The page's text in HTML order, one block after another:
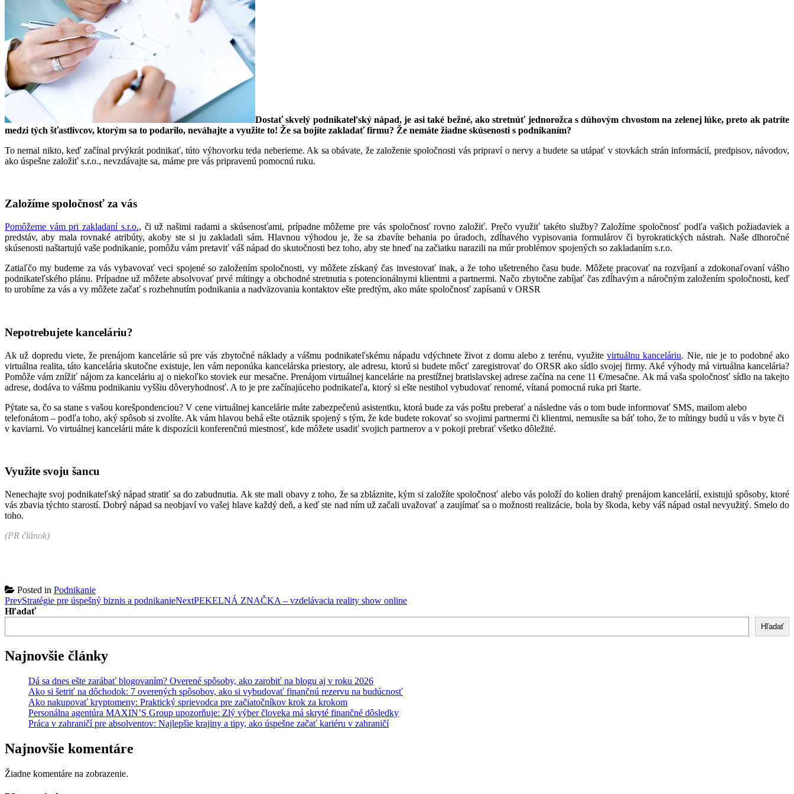
Dostať skvelý podnikateľský nápad, je asi také bežné, ako stretnúť jednorožca s dúhovým chvostom na zelenej lúke, preto ak patríte
medzi tých šťastlivcov, ktorým sa to podarilo, neváhajte a využite to! Že sa bojíte zakladať firmu? Že nemáte žiadne skúsenosti s podnikaním?
To nemal nikto, keď začínal prvýkrát podnikať, túto výhovorku teda neberieme. Ak sa obávate, že založenie spoločnosti vás pripraví o nervy a budete sa utápať v stovkách strán informácií, predpisov, návodov,
ako úspešne založiť s.r.o., nevzdávajte sa, máme pre vás pripravenú pomocnú ruku.
Založíme spoločnosť za vás
Pomôžeme vám pri zakladaní s.r.o., či už našimi radami a skúsenosťami, prípadne môžeme pre vás spoločnosť rovno založiť. Prečo využiť takéto služby? Založíme spoločnosť podľa vašich požiadaviek a
predstáv, aby mala rovnaké atribúty, akoby ste si ju zakladali sám. Hlavnou výhodou je, že sa zbavíte behania po úradoch, zdĺhavého vypisovania formulárov či byrokratických nástrah. Naše dlhoročné
skúsenosti naštartujú vaše podnikanie, pomôžu vám pretaviť váš nápad do skutočnosti bez toho, aby ste hneď na začiatku narazili na múr problémov spojených so zakladaním s.r.o.
Zatiaľčo my budeme za vás vybavovať veci spojené so založením spoločnosti, vy môžete získaný čas investovať inak, a že toho ušetreného času bude. Môžete pracovať na rozvíjaní a zdokonaľovaní vášho
podnikateľského plánu. Prípadne už môžete absolvovať prvé mítingy a obchodné stretnutia s potencionálnymi klientmi a partnermi. Načo zbytočne zabíjať čas zdĺhavým a náročným založením spoločnosti, keď
to urobíme za vás a vy môžete začať s rozbehnutím podnikania a nadväzovania kontaktov ešte predtým, ako máte spoločnosť zapísanú v ORSR
Nepotrebujete kanceláriu?
Ak už dopredu viete, že prenájom kancelárie sú pre vás zbytočné náklady a vášmu podnikateľskému nápadu vdýchnete život z domu alebo z terénu, využitevirtuálnu kanceláriu. Nie, nie je to podobné ako
virtuálna realita, táto kancelária skutočne existuje, len vám neponúka kancelárska priestory, ale adresu, ktorú si budete môcť zaregistrovať do ORSR ako sídlo svojej firmy. Aké výhody má virtuálna kancelária?
Pomôže vám znížiť nájom za kanceláriu aj o niekoľko stoviek eur mesačne. Prenájom virtuálnej kancelárie na prestížnej bratislavskej adrese začína na cene 11 €/mesačne. Ak má vaša spoločnosť sídlo na takejto
adrese, dodáva to vášmu podnikaniu vyššiu dôveryhodnosť. A to je pre začínajúceho podnikateľa, ktorý si ešte nestihol vybudovať renomé, vítaná pomocná ruka pri štarte.
Pýtate sa, čo sa stane s vašou korešpondenciou? V cene virtuálnej kancelárie máte zabezpečenú asistentku, ktorá bude za vás poštu preberať a následne vás o tom bude informovať SMS, mailom alebo
telefonátom – podľa toho, aký spôsob si zvolíte. Ak vám hlavou behá ešte otáznik spojený s tým, že kde budete rokovať so svojimi partnermi či klientmi, nemusíte sa báť toho, že to mítingy budú u vás v byte či
v kaviarni. Vo virtuálnej kancelárii máte k dispozícii konferenčnú miestnosť, kde môžete usadiť svojich partnerov a v pokoji prebrať všetko dôležité.
Využite svoju šancu
Nenechajte svoj podnikateľský nápad stratiť sa do zabudnutia. Ak ste mali obavy z toho, že sa zbláznite, kým si založíte spoločnosť alebo vás položí do kolien drahý prenájom kancelárií, existujú spôsoby, ktoré
vás zbavia týchto starostí. Dobrý nápad sa neobjaví vo vašej hlave každý deň, a keď ste nad ním už začali uvažovať a zaujímať sa o možnosti realizácie, bola by škoda, keby váš nápad ostal nevyužitý. Smelo do
toho.
(PR článok)
Posted in Podnikanie
Post
navigation
PrevStratégie pre úspešný biznis a podnikanieNextPEKELNÁ ZNAČKA – vzdelávacia reality show online
Hľadať
Hľadať
Najnovšie články
Dá sa dnes ešte zarábať blogovaním? Overené spôsoby, ako zarobiť na blogu aj v roku 2026
Ako si šetriť na dôchodok: 7 overených spôsobov, ako si vybudovať finančnú rezervu na budúcnosť
Ako nakupovať kryptomeny: Praktický sprievodca pre začiatočníkov krok za krokom
Personálna agentúra MAXIN’S Group upozorňuje: Zlý výber človeka má skryté finančné dôsledky
Práca v zahraničí pre absolventov: Najlepšie krajiny a tipy, ako úspešne začať kariéru v zahraničí
Najnovšie komentáre
Žiadne komentáre na zobrazenie.